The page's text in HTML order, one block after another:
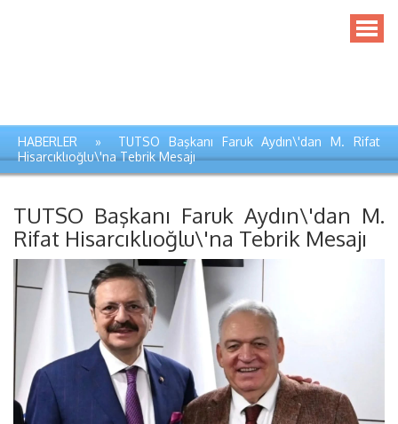
HABERLER » TUTSO Başkanı Faruk Aydın\'dan M. Rifat
Hisarcıklıoğlu\'na Tebrik Mesajı
TUTSO Başkanı Faruk Aydın\'dan M.
Rifat Hisarcıklıoğlu\'na Tebrik Mesajı